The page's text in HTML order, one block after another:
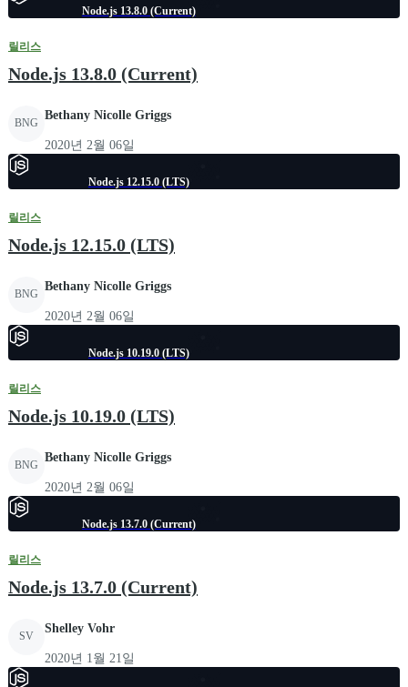
Node.js 13.8.0 (Current)
릴리스
Node.js 13.8.0 (Current)
BNG
Bethany Nicolle Griggs
2020년 2월 06일
Node.js 12.15.0 (LTS)
릴리스
Node.js 12.15.0 (LTS)
BNG
Bethany Nicolle Griggs
2020년 2월 06일
Node.js 10.19.0 (LTS)
릴리스
Node.js 10.19.0 (LTS)
BNG
Bethany Nicolle Griggs
2020년 2월 06일
Node.js 13.7.0 (Current)
릴리스
Node.js 13.7.0 (Current)
SV
Shelley Vohr
2020년 1월 21일